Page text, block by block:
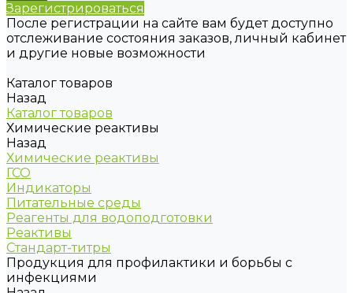
Зарегистрироваться
После регистрации на сайте вам будет доступно
отслеживание состояния заказов, личный кабинет
и другие новые возможности
Каталог товаров
Назад
Каталог товаров
Химические реактивы
Назад
Химические реактивы
ГСО
Индикаторы
Питательные среды
Реагенты для водоподготовки
Реактивы
Стандарт-титры
Продукция для профилактики и борьбы с
инфекциями